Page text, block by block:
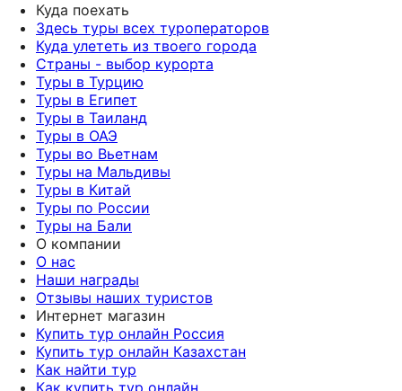
Куда поехать
Здесь туры всех туроператоров
Куда улететь из твоего города
Страны - выбор курорта
Туры в Турцию
Туры в Египет
Туры в Таиланд
Туры в ОАЭ
Туры во Вьетнам
Туры на Мальдивы
Туры в Китай
Туры по России
Туры на Бали
О компании
О нас
Наши награды
Отзывы наших туристов
Интернет магазин
Купить тур онлайн Россия
Купить тур онлайн Казахстан
Как найти тур